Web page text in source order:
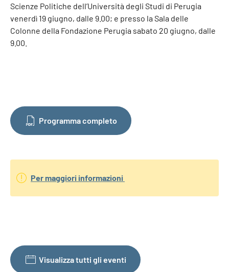
Scienze Politiche dell’Università degli Studi di Perugia
venerdì 19 giugno, dalle 9.00; e presso la Sala delle
Colonne della Fondazione Perugia sabato 20 giugno, dalle
9.00.
Programma completo
Per maggiori informazioni
Visualizza tutti gli eventi